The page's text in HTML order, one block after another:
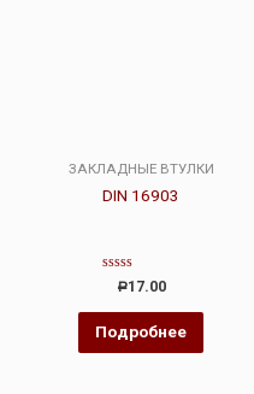
ЗАКЛАДНЫЕ ВТУЛКИ
DIN 16903
Оценка
из
5
Р17.00
Подробнее